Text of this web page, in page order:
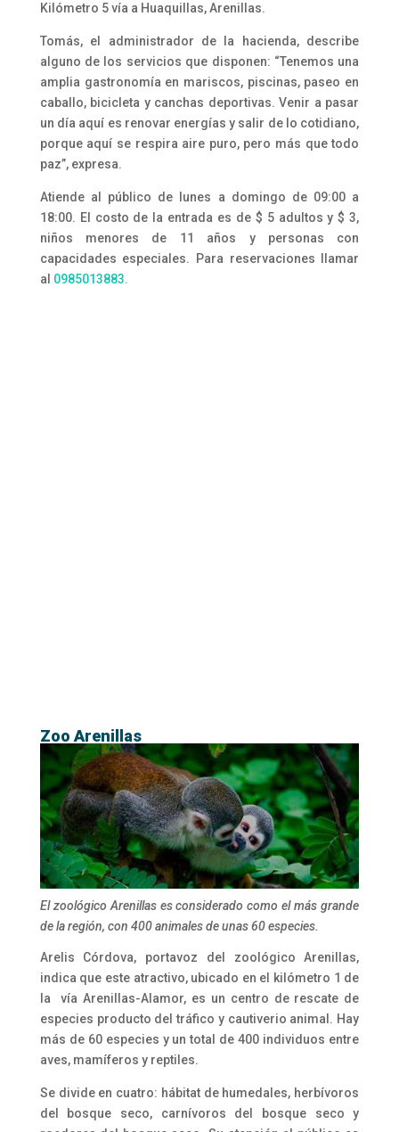
Kilómetro 5 vía a Huaquillas, Arenillas.
Tomás, el administrador de la hacienda, describe
alguno de los servicios que disponen: “Tenemos una
amplia gastronomía en mariscos, piscinas, paseo en
caballo, bicicleta y canchas deportivas. Venir a pasar
un día aquí es renovar energías y salir de lo cotidiano,
porque aquí se respira aire puro, pero más que todo
paz”, expresa.
Atiende al público de lunes a domingo de 09:00 a
18:00. El costo de la entrada es de $ 5 adultos y $ 3,
niños menores de 11 años y personas con
capacidades especiales. Para reservaciones llamar
al 0985013883.
Zoo Arenillas
El zoológico Arenillas es considerado como el más grande
de la región, con 400 animales de unas 60 especies.
Arelis Córdova, portavoz del zoológico Arenillas,
indica que este atractivo, ubicado en el kilómetro 1 de
la vía Arenillas-Alamor, es un centro de rescate de
especies producto del tráfico y cautiverio animal. Hay
más de 60 especies y un total de 400 individuos entre
aves, mamíferos y reptiles.
Se divide en cuatro: hábitat de humedales, herbívoros
del bosque seco, carnívoros del bosque seco y